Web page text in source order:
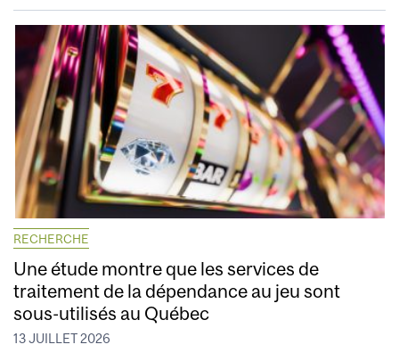
RECHERCHE
Une étude montre que les services de
traitement de la dépendance au jeu sont
sous-utilisés au Québec
13 JUILLET 2026